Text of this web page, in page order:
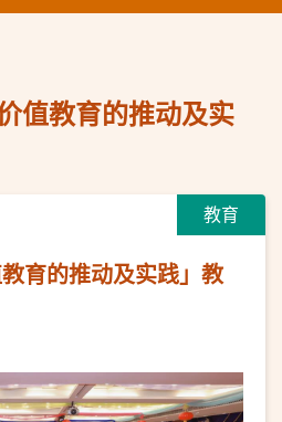
值教育的推动及实
教育
育的推动及实践」教